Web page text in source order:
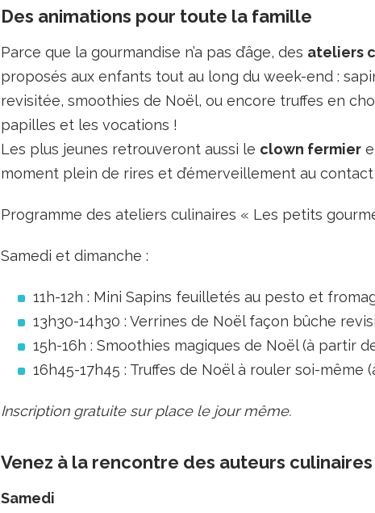
Des animations pour toute la famille
Parce que la gourmandise n’a pas d’âge, des ateliers
proposés aux enfants tout au long du week-end :
revisitée, smoothies de Noël, ou encore truffes en
papilles et les vocations !
Les plus jeunes retrouveront aussi le clown fermier
moment plein de rires et d’émerveillement au
Programme des ateliers culinaires « Les petits
Samedi et dimanche :
11h-12h : Mini Sapins feuilletés au pesto et
13h30-14h30 : Verrines de Noël façon bûche
15h-16h : Smoothies magiques de Noël (à partir
16h45-17h45 : Truffes de Noël à rouler soi-même
Inscription gratuite sur place le jour même.
Venez à la rencontre des auteurs culinaires
Samedi